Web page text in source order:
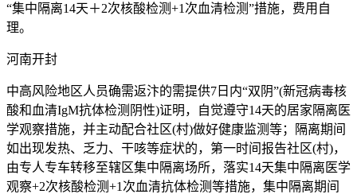
“集中隔离14天＋2次核酸检测+1次血清检测”措施，费用自
理。
河南开封
中高风险地区人员确需返汴的需提供7日内“双阴”(新冠病毒核
酸和血清IgM抗体检测阴性)证明，自觉遵守14天的居家隔离医
学观察措施，并主动配合社区(村)做好健康监测等；隔离期间
如出现发热、乏力、干咳等症状的，第一时间报告社区(村)，
由专人专车转移至辖区集中隔离场所，落实14天集中隔离医学
观察+2次核酸检测+1次血清抗体检测等措施，集中隔离期间